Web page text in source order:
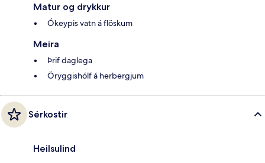
Matur og drykkur
Ókeypis vatn á flöskum
Meira
Þrif daglega
Öryggishólf á herbergjum
Sérkostir
Heilsulind